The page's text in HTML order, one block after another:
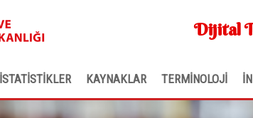
Dijital
İSTATİSTİKLER KAYNAKLAR TERMİNOLOJİ